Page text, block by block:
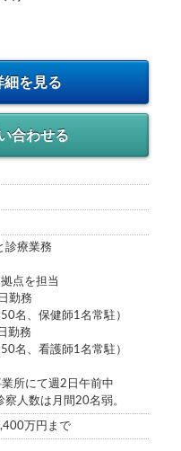
細を見る
合わせる
診療業務
点を担当
勤務
名、保健師1名常駐）
勤務
名、看護師1名常駐）
業所にて週2日午前中
人数は月間20名弱。
万円まで